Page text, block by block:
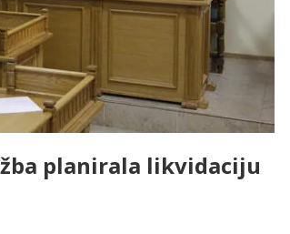
planirala likvidaciju